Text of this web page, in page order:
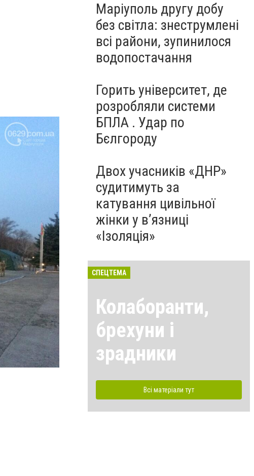
Маріуполь другу добу
без світла: знеструмлені
всі райони, зупинилося
водопостачання
Горить університет, де
розробляли системи
БПЛА . Удар по
Бєлгороду
Двох учасників «ДНР»
судитимуть за
катування цивільної
жінки у в’язниці
«Ізоляція»
СПЕЦТЕМА
Колаборанти,
брехуни і
зрадники
Всі матеріали тут